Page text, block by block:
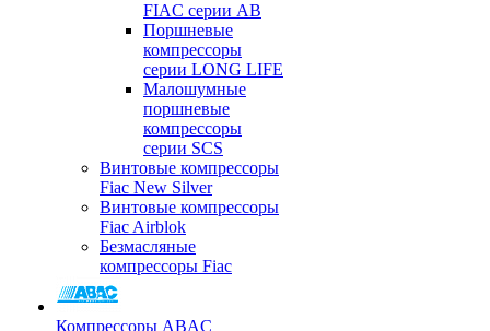
FIAC серии AB
Поршневые
компрессоры
серии LONG LIFE
Малошумные
поршневые
компрессоры
серии SCS
Винтовые компрессоры
Fiac New Silver
Винтовые компрессоры
Fiac Airblok
Безмасляные
компрессоры Fiac
Компрессоры ABAC